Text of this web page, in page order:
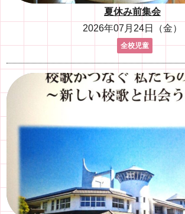
夏休み前集会
2026年07月24日（金）
全校児童